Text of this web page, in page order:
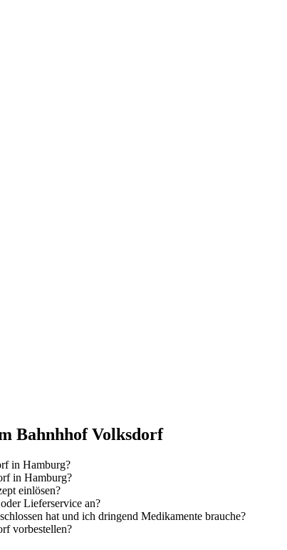
Bahnhhof Volksdorf
in Hamburg?
in Hamburg?
einlösen?
Lieferservice an?
hat und ich dringend Medikamente brauche?
vorbestellen?